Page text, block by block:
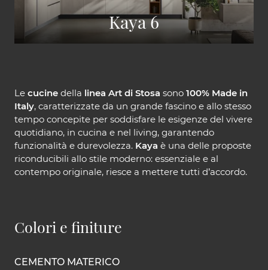
Kaya 6
Le cucine della linea Art di Stosa sono 100% Made in
Italy, caratterizzate da un grande fascino e allo stesso
tempo concepite per soddisfare le esigenze del vivere
quotidiano, in cucina e nel living, garantendo
funzionalità e durevolezza. Kaya è una delle proposte
riconducibili allo stile moderno: essenziale e al
contempo originale, riesce a mettere tutti d’accordo.
Colori e finiture
CEMENTO MATERICO